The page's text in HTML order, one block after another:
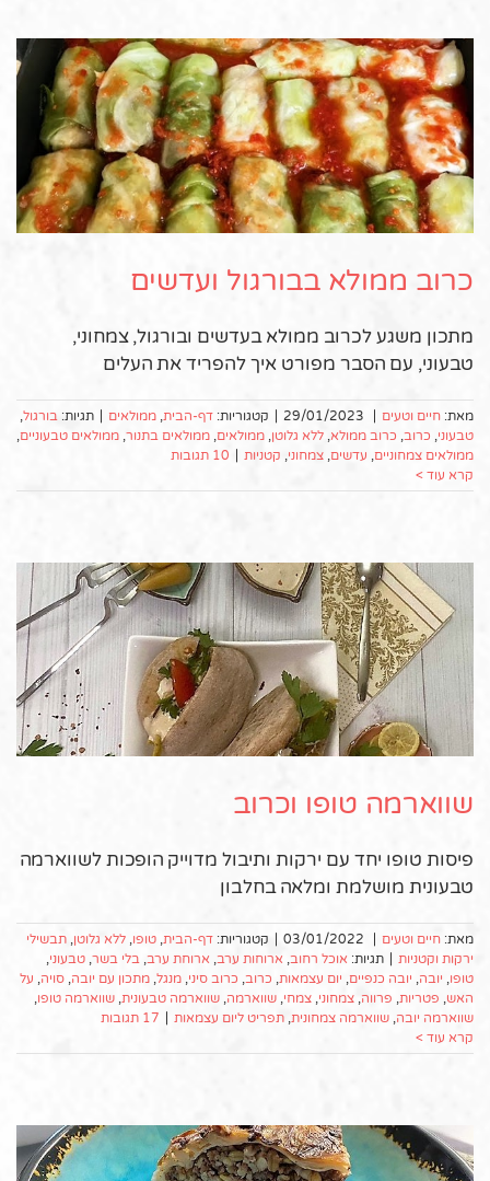
כרוב ממולא בבורגול ועדשים
מתכון משגע לכרוב ממולא בעדשים ובורגול, צמחוני,
טבעוני, עם הסבר מפורט איך להפריד את העלים
מאת: חיים וטעים |
29/01/2023
| קטגוריות: דף-הבית ממולאים | תגיות: בורגול
טבעוני כרוב כרוב ממולא ללא גלוטן ממולאים ממולאים בתנור ממולאים טבעוניים
ממולאים צמחוניים עדשים צמחוני קטניות | 10 תגובות
קרא עוד >
שווארמה טופו וכרוב
פיסות טופו יחד עם ירקות ותיבול מדוייק הופכות לשווארמה
טבעונית מושלמת ומלאה בחלבון
מאת: חיים וטעים 03/01/2022 קטגוריות: דף-הבית, טופו, ללא גלוטן, תבשילי
ירקות וקטניות
תגיות: אוכל רחוב, ארוחות ערב, ארוחת ערב, בלי בשר, טבעוני,
טופו, יובה, יובה כנפיים, יום עצמאות, כרוב, כרוב סיני, מנגל, מתכון עם יובה, סויה, על
האש, פטריות, פרווה, צמחוני, צמחי, שווארמה, שווארמה טבעונית, שווארמה טופו,
שווארמה יובה, שווארמה צמחונית, תפריט ליום עצמאות
17 תגובות
קרא עוד >